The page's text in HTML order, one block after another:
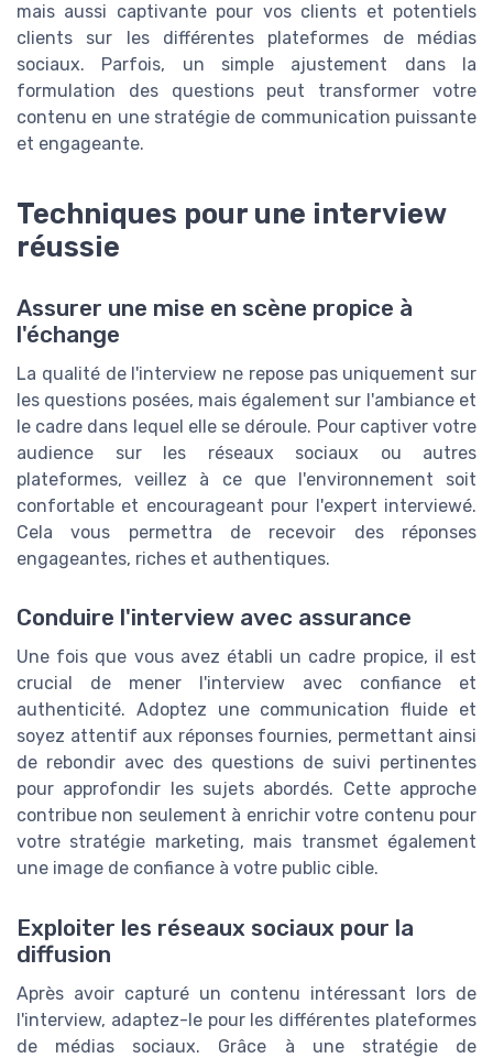
mais aussi captivante pour vos clients et potentiels
clients sur les différentes plateformes de médias
sociaux. Parfois, un simple ajustement dans la
formulation des questions peut transformer votre
contenu en une stratégie de communication puissante
et engageante.
Techniques pour une interview
réussie
Assurer une mise en scène propice à
l'échange
La qualité de l'interview ne repose pas uniquement sur
les questions posées, mais également sur l'ambiance et
le cadre dans lequel elle se déroule. Pour captiver votre
audience sur les réseaux sociaux ou autres
plateformes, veillez à ce que l'environnement soit
confortable et encourageant pour l'expert interviewé.
Cela vous permettra de recevoir des réponses
engageantes, riches et authentiques.
Conduire l'interview avec assurance
Une fois que vous avez établi un cadre propice, il est
crucial de mener l'interview avec confiance et
authenticité. Adoptez une communication fluide et
soyez attentif aux réponses fournies, permettant ainsi
de rebondir avec des questions de suivi pertinentes
pour approfondir les sujets abordés. Cette approche
contribue non seulement à enrichir votre contenu pour
votre stratégie marketing, mais transmet également
une image de confiance à votre public cible.
Exploiter les réseaux sociaux pour la
diffusion
Après avoir capturé un contenu intéressant lors de
l'interview, adaptez-le pour les différentes plateformes
de médias sociaux. Grâce à une stratégie de